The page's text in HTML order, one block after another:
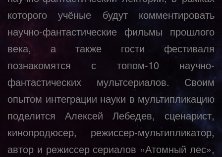
которого учёные будут комментировать
научно-фантастические фильмы прошлого
века, а также гости фестиваля
познакомятся с топом-10 научно-
фантастических мультсериалов. Своим
опытом интеграции науки в мультипликацию
поделится Алексей Лебедев, сценарист,
кинопродюсер, режиссер-мультипликатор,
автор и режиссер сериалов «Атомный лес»,